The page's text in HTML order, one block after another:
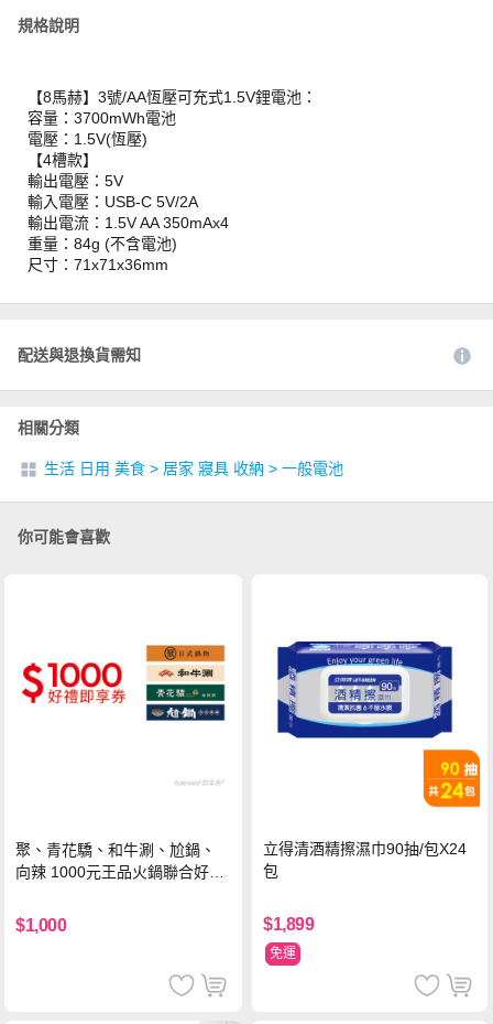
規格說明
【8馬赫】3號/AA恆壓可充式1.5V鋰電池：
容量：3700mWh電池
電壓：1.5V(恆壓)
【4槽款】
輸出電壓：5V
輸入電壓：USB-C 5V/2A
輸出電流：1.5V AA 350mAx4
重量：84g (不含電池)
尺寸：71x71x36mm
配送與退換貨需知
相關分類
生活 日用 美食 > 居家 寢具 收納 > 一般電池
你可能會喜歡
聚、青花驕、和牛涮、尬鍋、
向辣 1000元王品火鍋聯合好禮
$1,000
立得清酒精擦濕巾90抽/包X24
包
$1,899
免運